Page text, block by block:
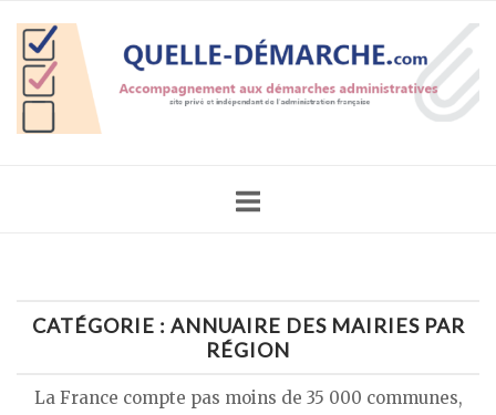
content
Home
CATÉGORIE : ANNUAIRE DES MAIRIES PAR
RÉGION
La France compte pas moins de 35 000 communes,